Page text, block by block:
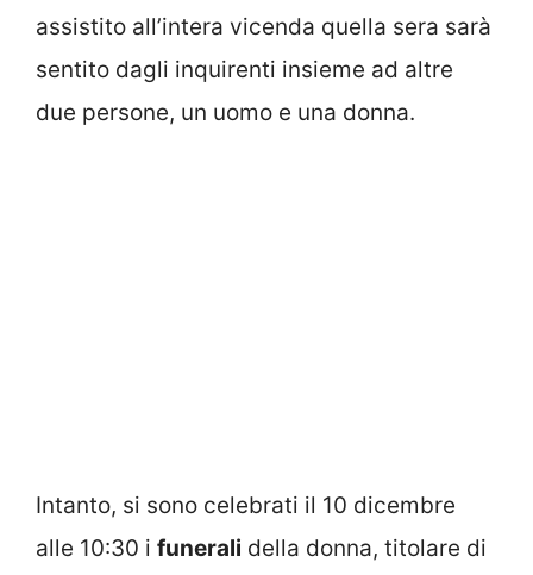
assistito all’intera vicenda quella sera sarà
sentito dagli inquirenti insieme ad altre
due persone, un uomo e una donna.
Intanto, si sono celebrati il 10 dicembre
alle 10:30 i funerali della donna, titolare di